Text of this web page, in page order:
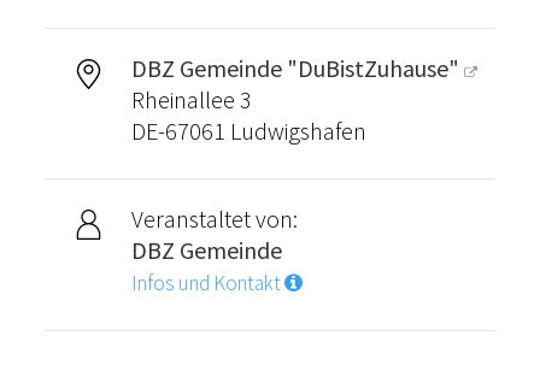
DBZ Gemeinde "DuBistZuhause"
Rheinallee 3
DE-67061 Ludwigshafen
Veranstaltet von:
DBZ Gemeinde
Infos und Kontakt